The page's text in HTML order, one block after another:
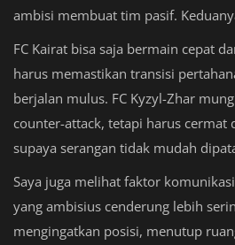
ambisi membuat tim pasif.
FC Kairat bisa saja bermain cepat
harus memastikan transisi
berjalan mulus. FC Kyzyl-Zhar
counter-attack, tetapi harus cermat
supaya serangan tidak mudah
Saya juga melihat faktor
yang ambisius cenderung lebih
mengingatkan posisi, menutup